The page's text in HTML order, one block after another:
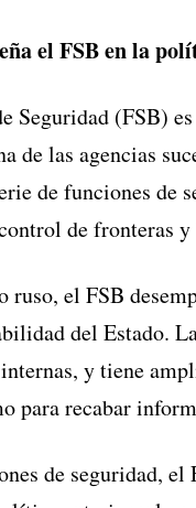
el FSB en la
Seguridad (FSB)
de las agencias
de funciones
de fronteras y
el FSB
del Estado.
y tiene
para recabar
de seguridad,